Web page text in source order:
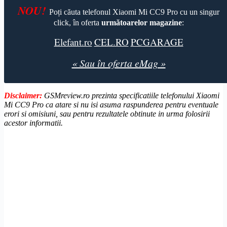
NOU! Poți căuta telefonul Xiaomi Mi CC9 Pro cu un singur
click, în oferta următoarelor magazine:
Elefant.ro CEL.RO PCGARAGE
« Sau în oferta eMag »
Disclaimer: GSMreview.ro prezinta specificatiile telefonului Xiaomi
Mi CC9 Pro ca atare si nu isi asuma raspunderea pentru eventuale
erori si omisiuni, sau pentru rezultatele obtinute in urma folosirii
acestor informatii.